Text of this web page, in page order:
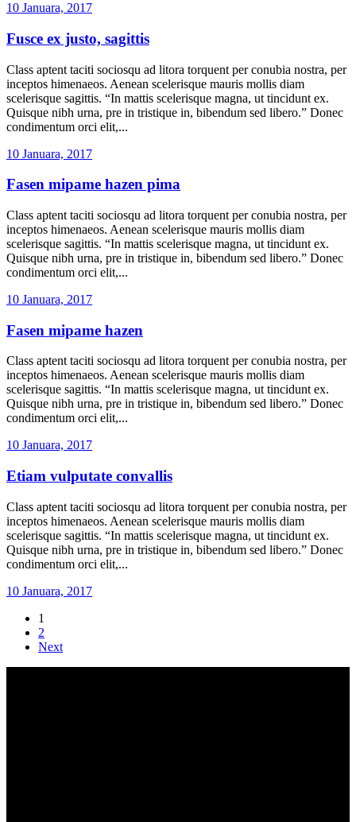
10 Januara, 2017
Fusce ex justo, sagittis
Class aptent taciti sociosqu ad litora torquent per conubia nostra, per
inceptos himenaeos. Aenean scelerisque mauris mollis diam
scelerisque sagittis. “In mattis scelerisque magna, ut tincidunt ex.
Quisque nibh urna, pre in tristique in, bibendum sed libero.” Donec
condimentum orci elit,...
10 Januara, 2017
Fasen mipame hazen pima
Class aptent taciti sociosqu ad litora torquent per conubia nostra, per
inceptos himenaeos. Aenean scelerisque mauris mollis diam
scelerisque sagittis. “In mattis scelerisque magna, ut tincidunt ex.
Quisque nibh urna, pre in tristique in, bibendum sed libero.” Donec
condimentum orci elit,...
10 Januara, 2017
Fasen mipame hazen
Class aptent taciti sociosqu ad litora torquent per conubia nostra, per
inceptos himenaeos. Aenean scelerisque mauris mollis diam
scelerisque sagittis. “In mattis scelerisque magna, ut tincidunt ex.
Quisque nibh urna, pre in tristique in, bibendum sed libero.” Donec
condimentum orci elit,...
10 Januara, 2017
Etiam vulputate convallis
Class aptent taciti sociosqu ad litora torquent per conubia nostra, per
inceptos himenaeos. Aenean scelerisque mauris mollis diam
scelerisque sagittis. “In mattis scelerisque magna, ut tincidunt ex.
Quisque nibh urna, pre in tristique in, bibendum sed libero.” Donec
condimentum orci elit,...
10 Januara, 2017
Posts
navigation
1
2
Next